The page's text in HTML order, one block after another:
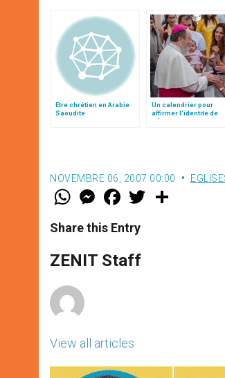
Etre chrétien en Arabie
Saoudite
Un calendrier pour
affirmer l’identité de
l’Église locale en
NOVEMBRE 06, 2007 00:00
W
t
s
p
p
M
e
s
e
g
e
F
a
e
b
o
k
w
Share this Entry
ZENIT Staff
View all articles